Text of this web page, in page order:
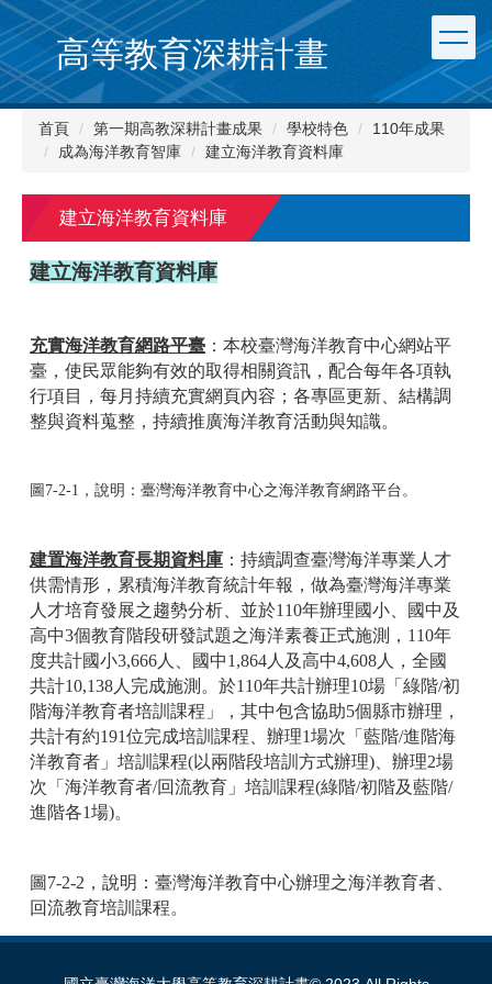
跳
到
主
要
內
高等教育深耕計畫
首頁 第一期高教深耕計畫成果 學校特色
110年成果
成為海洋教育智庫
建立海洋教育資料庫
建立海洋教育資料庫
建立海洋教育資料庫
充實海洋教育網路平臺 ：本校臺灣海洋教育中心網站平
臺，使民眾能夠有效的取得相關資訊，配合每年各項執
行項目，每月持續充實網頁內容；各專區更新、結構調
整與資料蒐整，持續推廣海洋教育活動與知識。
圖7-2-1，說明：臺灣海洋教育中心之海洋教育網路平台。
建置海洋教育長期資料庫 ：持續調查臺灣海洋專業人才
供需情形，累積海洋教育統計年報，做為臺灣海洋專業
人才培育發展之趨勢分析、並於110年辦理國小、國中及
高中3個教育階段研發試題之海洋素養正式施測，110年
度共計國小3,666人、國中1,864人及高中4,608人，全國
共計10,138人完成施測。於110年共計辦理10場「綠階/初
階海洋教育者培訓課程」，其中包含協助5個縣市辦理，
共計有約191位完成培訓課程、辦理1場次「藍階/進階海
洋教育者」培訓課程(以兩階段培訓方式辦理)、辦理2場
次「海洋教育者/回流教育」培訓課程(綠階/初階及藍階/
進階各1場)。
圖7-2-2，說明：臺灣海洋教育中心辦理之海洋教育者、
回流教育培訓課程。